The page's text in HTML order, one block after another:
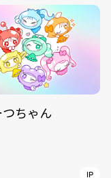
ちゃん
IP